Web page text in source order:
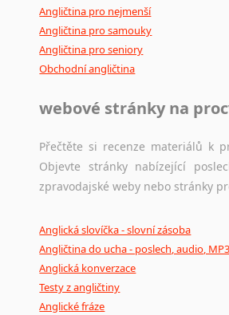
Angličtina pro nejmenší
Angličtina pro samouky
Angličtina pro seniory
Obchodní angličtina
webové stránky na
Přečtěte si recenze materiálů k
Objevte stránky nabízející
zpravodajské weby nebo stránky
Anglická slovíčka - slovní zásoba
Angličtina do ucha - poslech, audio,
Anglická konverzace
Testy z angličtiny
Anglické fráze